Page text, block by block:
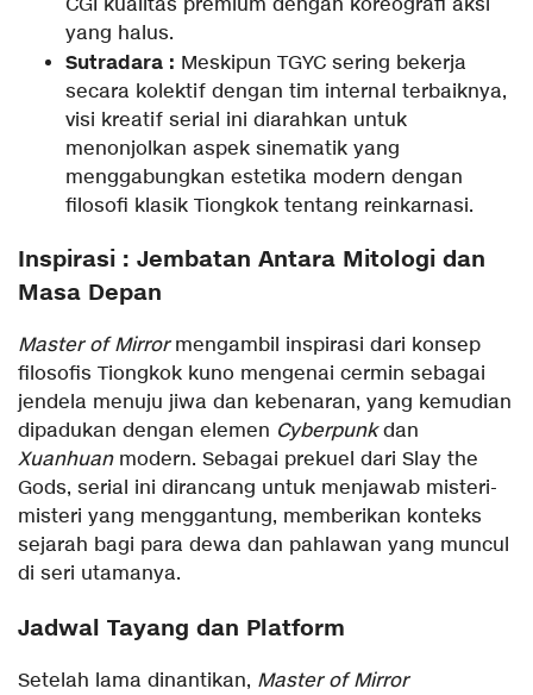
CGI kualitas premium dengan koreografi aksi
yang halus.
Sutradara : Meskipun TGYC sering bekerja
secara kolektif dengan tim internal terbaiknya,
visi kreatif serial ini diarahkan untuk
menonjolkan aspek sinematik yang
menggabungkan estetika modern dengan
filosofi klasik Tiongkok tentang reinkarnasi.
Inspirasi : Jembatan Antara Mitologi dan
Masa Depan
Master of Mirrormengambil inspirasi dari konsep
filosofis Tiongkok kuno mengenai cermin sebagai
jendela menuju jiwa dan kebenaran, yang kemudian
dipadukan dengan elemen Cyberpunkdan
Xuanhuanmodern. Sebagai prekuel dari Slay the
Gods, serial ini dirancang untuk menjawab misteri-
misteri yang menggantung, memberikan konteks
sejarah bagi para dewa dan pahlawan yang muncul
di seri utamanya.
Jadwal Tayang dan Platform
Setelah lama dinantikan, Master of Mirror